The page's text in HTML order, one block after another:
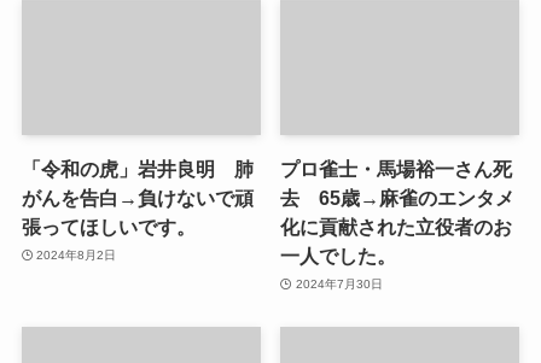
「令和の虎」岩井良明 肺
がんを告白→負けないで頑
張ってほしいです。
2024年8月2日
プロ雀士・馬場裕一さん死
去 65歳→麻雀のエンタメ
化に貢献された立役者のお
一人でした。
2024年7月30日